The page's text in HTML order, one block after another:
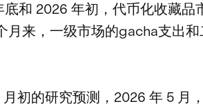
底和 2026 年初，代币化收藏品
月来，一级市场的gacha支出
初的研究预测，2026 年 5 月